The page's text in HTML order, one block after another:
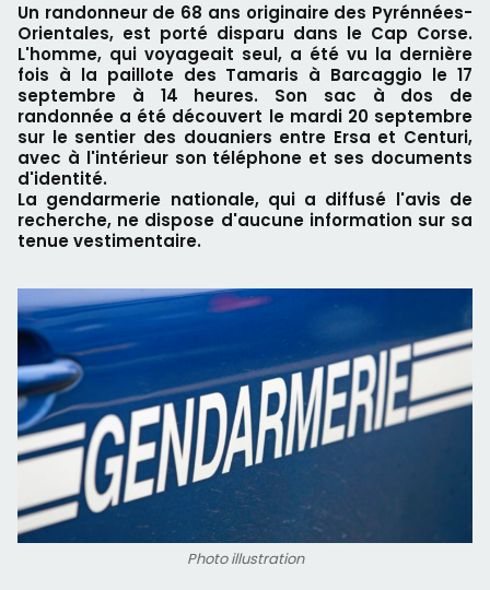
Un randonneur de 68 ans originaire des Pyrénnées-
Orientales, est porté disparu dans le Cap Corse.
L'homme, qui voyageait seul, a été vu la dernière
fois à la paillote des Tamaris à Barcaggio le 17
septembre à 14 heures. Son sac à dos de
randonnée a été découvert le mardi 20 septembre
sur le sentier des douaniers entre Ersa et Centuri,
avec à l'intérieur son téléphone et ses documents
d'identité.
La gendarmerie nationale, qui a diffusé l'avis de
recherche, ne dispose d'aucune information sur sa
tenue vestimentaire.
Photo illustration